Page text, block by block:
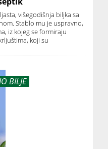
višegodišnja biljka sa
Stablo mu je uspravno,
iz kojeg se formiraju
koji su
BILJE